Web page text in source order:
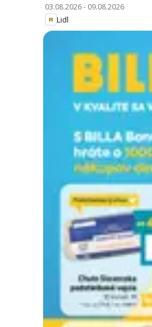
03.08.2026- 09.08.2026
Lidl